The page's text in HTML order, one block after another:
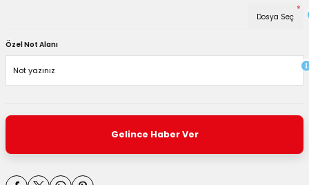
Dosya Seç
*
Özel Not Alanı
Gelince Haber Ver